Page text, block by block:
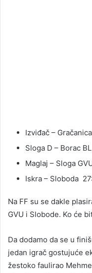
Izviđač –
Sloga D – Borac
Maglaj – Sloga
Iskra – Sloboda
Na FF su se dakle
GVU i Slobode. Ko će
Da dodamo da se u
jedan igrač gostujuće
žestoko faulirao